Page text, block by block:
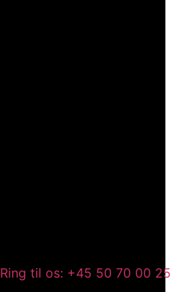
Ring til os: +45 50 70 00 25